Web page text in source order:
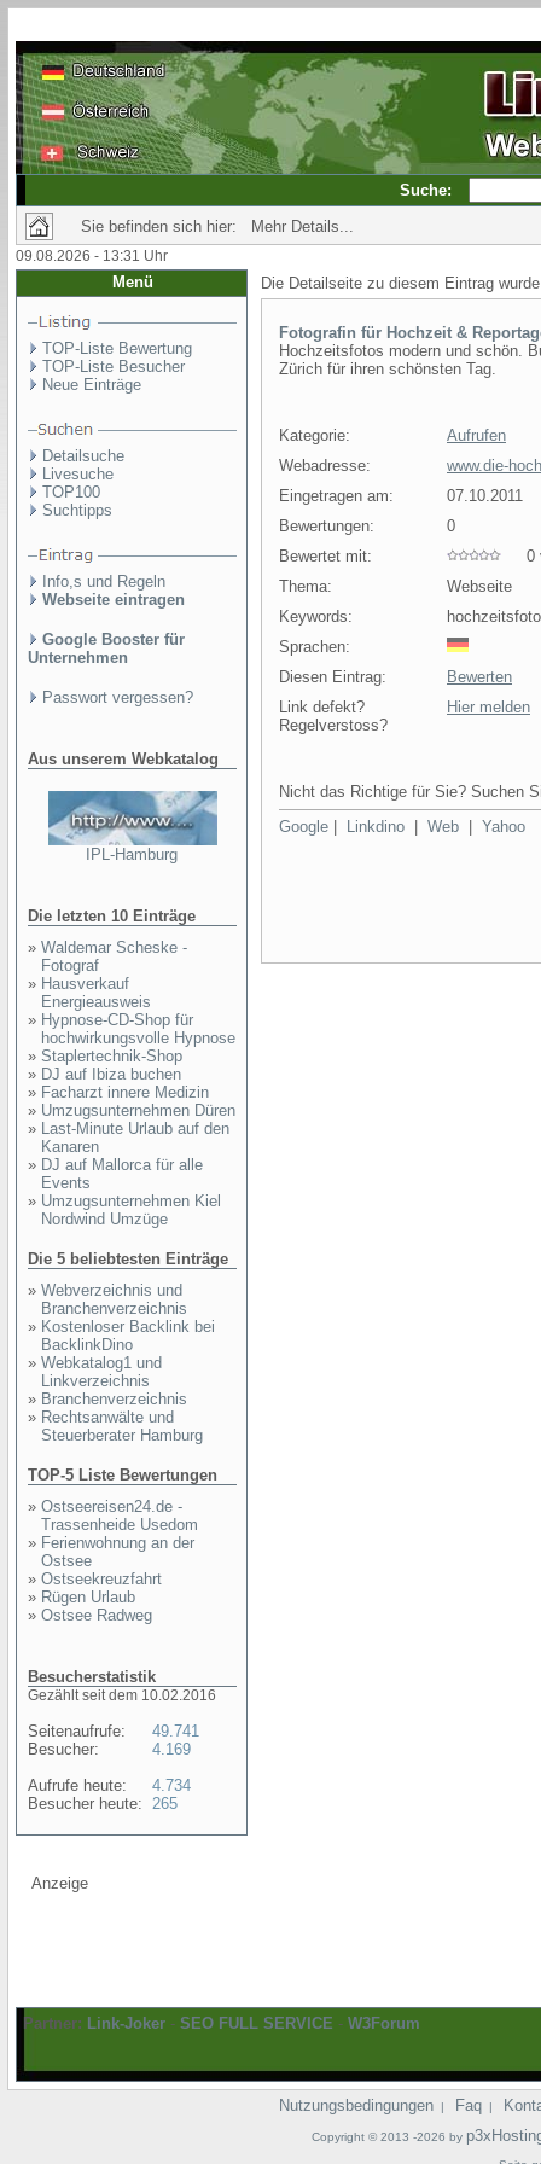
Suche:
Sie befinden sich hier: Mehr Details...
09.08.2026 - 13:31 Uhr
Menü
TOP-Liste Bewertung
TOP-Liste Besucher
Neue Einträge
Detailsuche
Livesuche
TOP100
Suchtipps
Info,s und Regeln
Webseite eintragen
Google Booster für
Unternehmen
Passwort vergessen?
Aus unserem Webkatalog
IPL-Hamburg
Die letzten 10 Einträge
» Waldemar Scheske -
Fotograf
» Hausverkauf
Energieausweis
» Hypnose-CD-Shop für
hochwirkungsvolle Hypnose
» Staplertechnik-Shop
» DJ auf Ibiza buchen
» Facharzt innere Medizin
» Umzugsunternehmen Düren
» Last-Minute Urlaub auf den
Kanaren
» DJ auf Mallorca für alle
Events
» Umzugsunternehmen Kiel
Nordwind Umzüge
Die 5 beliebtesten Einträge
» Webverzeichnis und
Branchenverzeichnis
» Kostenloser Backlink bei
BacklinkDino
» Webkatalog1 und
Linkverzeichnis
» Branchenverzeichnis
» Rechtsanwälte und
Steuerberater Hamburg
TOP-5 Liste Bewertungen
» Ostseereisen24.de -
Trassenheide Usedom
» Ferienwohnung an der
Ostsee
» Ostseekreuzfahrt
» Rügen Urlaub
» Ostsee Radweg
Besucherstatistik
Gezählt seit dem 10.02.2016
Seitenaufrufe:
Besucher:
Aufrufe heute:
Besucher heute:
49.741
4.169
4.734
265
Die Detailseite zu diesem Eintrag
Fotografin für Hochzeit &
Hochzeitsfotos modern und schön.
Zürich für ihren schönsten Tag.
Kategorie:
Aufrufen
Webadresse:
www.die-
Eingetragen am:
07.10.2011
Bewertungen:
0
Bewertet mit:
0
Thema:
Webseite
Keywords:
Sprachen:
Diesen Eintrag:
Bewerten
Link defekt?
Regelverstoss?
Hier melden
Nicht das Richtige für Sie? Suchen
Google
Linkdino Web Yahoo
Anzeige
Partner: Link-Joker - SEO FULL SERVICE - W3Forum
Nutzungsbedingungen | Faq |
Copyright © 2013 -2026 by